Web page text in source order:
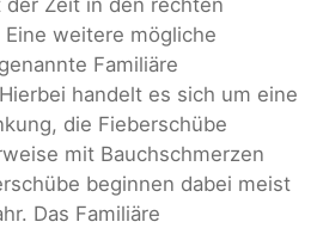
Zeit in den rechten
weitere mögliche
Familiäre
handelt es sich um eine
die Fieberschübe
mit Bauchschmerzen
beginnen dabei meist
Das Familiäre